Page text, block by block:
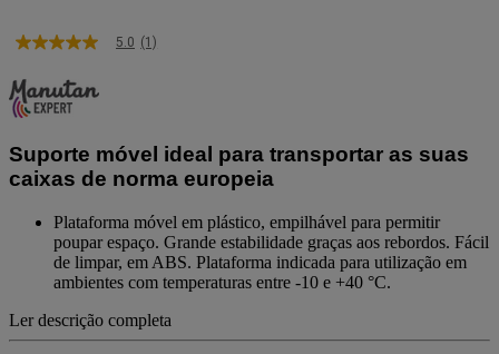
5.0
5
estrelas,
valor
de
classificação.
Read
Review.
página.
5.0 (1)
Suporte móvel ideal para transportar as suas
caixas de norma europeia
Plataforma móvel em plástico, empilhável para permitir
poupar espaço. Grande estabilidade graças aos rebordos. Fácil
de limpar, em ABS. Plataforma indicada para utilização em
ambientes com temperaturas entre -10 e +40 °C.
Ler descrição completa